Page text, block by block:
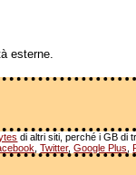
esterne.
di altri siti, perché i GB di
,Twitter,Google Plus ,